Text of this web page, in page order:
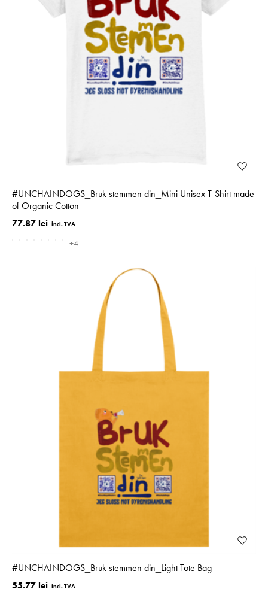
#­UNCHAINDOGS_­Bruk stemmen din_Mini Unisex T-Shirt made
of Organic Cotton
77.87 lei
+4
#­UNCHAINDOGS_­Bruk stemmen din_Light Tote Bag
55.77 lei